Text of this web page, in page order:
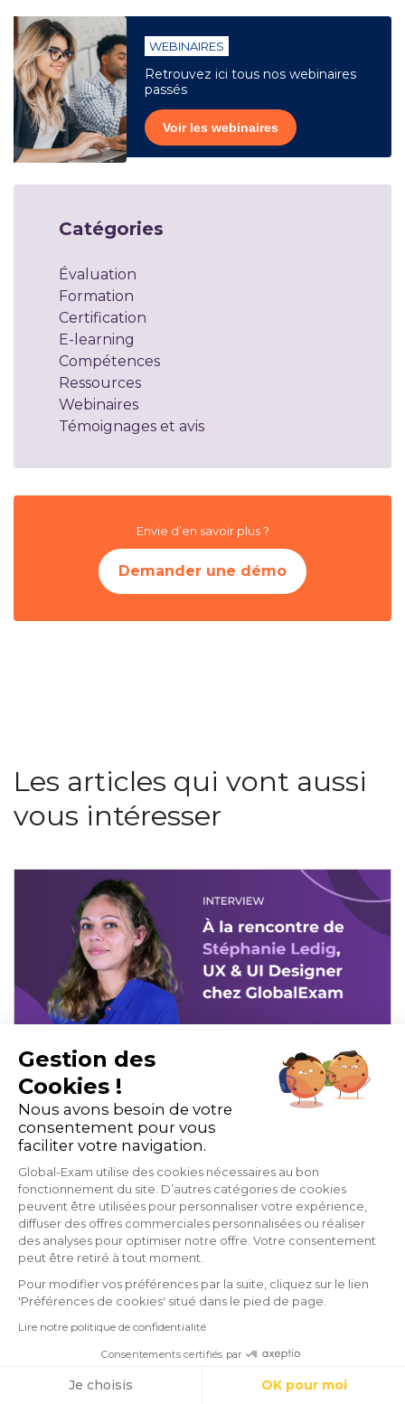
WEBINAIRES
Retrouvez ici tous nos webinaires
passés
Voir les webinaires
Catégories
Évaluation
Formation
Certification
E-learning
Compétences
Ressources
Webinaires
Témoignages et avis
Envie d’en savoir plus ?
Demander une démo
Les articles qui vont aussi
vous intéresser
Expérience utilisateur :
partage d'expérience d'une
experte de l'UX/UI
Apprentissage des langues Temoignages et avis
7 min de lecture
Gestion des
Cookies !
Nous avons besoin de votre
consentement pour vous
faciliter votre navigation.
Global-Exam utilise des cookies nécessaires au bon
fonctionnement du site. D’autres catégories de cookies
peuvent être utilisées pour personnaliser votre expérience,
diffuser des offres commerciales personnalisées ou réaliser
des analyses pour optimiser notre offre. Votre consentement
peut être retiré à tout moment.
Pour modifier vos préférences par la suite, cliquez sur le lien
'Préférences de cookies' situé dans le pied de page.
Lire notre politique de confidentialité
Consentements certifiés par
Je choisis OK pour moi
Cookies